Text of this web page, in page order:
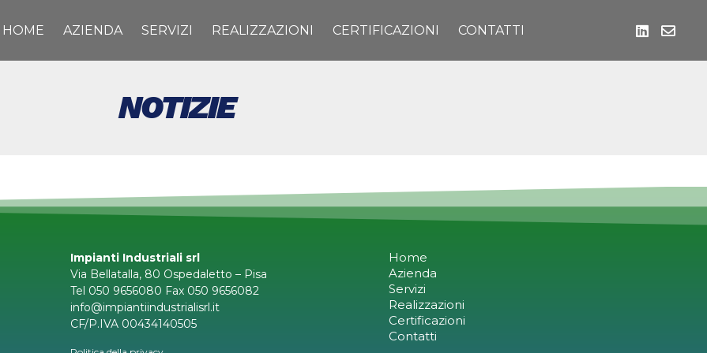
HOME AZIENDA SERVIZI REALIZZAZIONI CERTIFICAZIONI CONTATTI
NOTIZIE
Impianti Industriali srl
Via Bellatalla, 80 Ospedaletto – Pisa
Tel 050 9656080 Fax 050 9656082
info@impiantiindustrialisrl.it
CF/P.IVA 00434140505
Home
Azienda
Servizi
Realizzazioni
Certificazioni
Contatti